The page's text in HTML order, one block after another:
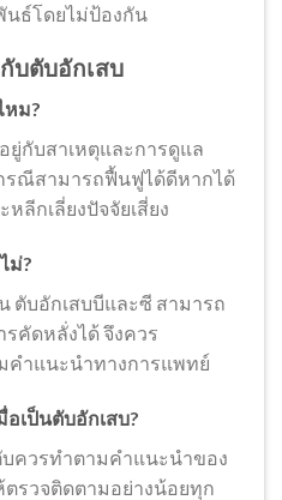
นธ์โดยไม่ป้องกัน
บตับอักเสบ
หม?
ยู่กับสาเหตุและการดูแล
รณีสามารถฟื้นฟูได้ดีหากได้
ลีกเลี่ยงปัจจัยเสี่ยง
ม่?
ตับอักเสบบีและซี สามารถ
คัดหลั่งได้ จึงควร
คำแนะนำทางการแพทย์
เป็นตับอักเสบ?
ควรทำตามคำแนะนำของ
รวจติดตามอย่างน้อยทุก